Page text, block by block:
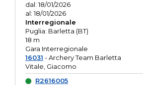
dal: 18/01/2026
al: 18/01/2026
Interregionale
Puglia: Barletta (BT)
18 m
Gara Interregionale
16031 - Archery Team Barletta
Vitale, Giacomo
R2616005